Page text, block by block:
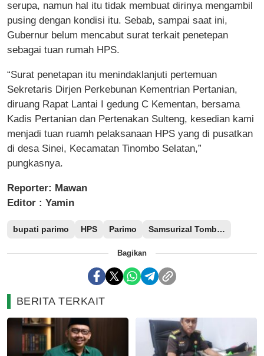
serupa, namun hal itu tidak membuat dirinya mengambil
pusing dengan kondisi itu. Sebab, sampai saat ini,
Gubernur belum mencabut surat terkait penetepan
sebagai tuan rumah HPS.
“Surat penetapan itu menindaklanjuti pertemuan
Sekretaris Dirjen Perkebunan Kementrian Pertanian,
diruang Rapat Lantai I gedung C Kementan, bersama
Kadis Pertanian dan Pertenakan Sulteng, kesedian kami
menjadi tuan ruamh pelaksanaan HPS yang di pusatkan
di desa Sinei, Kecamatan Tinombo Selatan,”
pungkasnya.
Reporter: Mawan
Editor : Yamin
bupati parimo HPS Parimo Samsurizal Tombolotutu
Bagikan
BERITA TERKAIT